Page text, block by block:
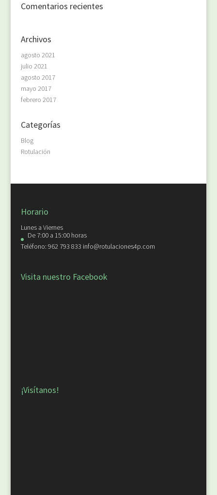
Comentarios recientes
Archivos
agosto 2021
julio 2021
agosto 2017
mayo 2017
febrero 2017
Categorías
Blog
Rotulación
Horario
Lunes a Viernes
De 7:00 a 15:00 horas
Teléfono: 962 793 833 info@rotulaciones4p.com
Visita nuestro Facebook
¡Visítanos!